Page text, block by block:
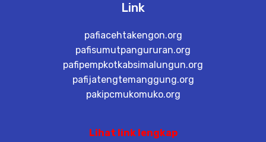
Link
pafiacehtakengon.org
pafisumutpangururan.org
pafipempkotkabsimalungun.org
pafijatengtemanggung.org
pakipcmukomuko.org
Lihat link lengkap